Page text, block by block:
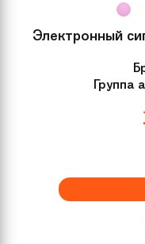
Электронный
Группа